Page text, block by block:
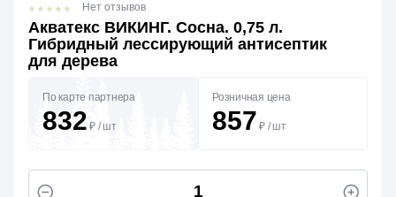
Акватекс ВИКИНГ. Сосна. 0,75 л.
Гибридный лессирующий антисептик
для дерева
Нет отзывов
По карте партнера
832 ₽ / шт
Розничная цена
857 ₽ / шт